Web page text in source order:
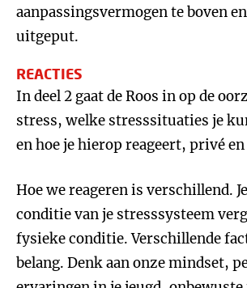
aanpassingsvermogen te boven
uitgeput.
REACTIES
In deel 2 gaat de Roos in op de
stress, welke stresssituaties je
en hoe je hierop reageert, privé
Hoe we reageren is verschillend.
conditie van je stresssysteem
fysieke conditie. Verschillende
belang. Denk aan onze mindset,